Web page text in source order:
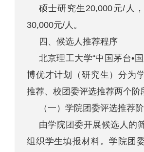
硕士研究生20,000元/人
30,000元/人。
四、候选人推荐程序
北京理工大学“中国茅台•
博优才计划（研究生）分为
推荐、校团委评选推荐两个阶
（一）学院团委评选推荐
由学院团委开展候选人的
组织学生填报材料。学院团